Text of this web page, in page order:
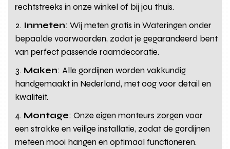
rechtstreeks in onze winkel of bij jou thuis.
Inmeten: Wij meten gratis in Wateringen onder
bepaalde voorwaarden, zodat je gegarandeerd bent
van perfect passende raamdecoratie.
Maken: Alle gordijnen worden vakkundig
handgemaakt in Nederland, met oog voor detail en
kwaliteit.
Montage: Onze eigen monteurs zorgen voor
een strakke en veilige installatie, zodat de gordijnen
meteen mooi hangen en optimaal functioneren.